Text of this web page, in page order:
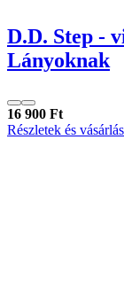
D.D. Step -
Lányoknak
16 900 Ft
Részletek és vásárlás